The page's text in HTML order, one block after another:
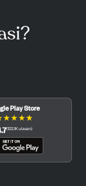
Play Store
★★★★
(122.1Kulasan)